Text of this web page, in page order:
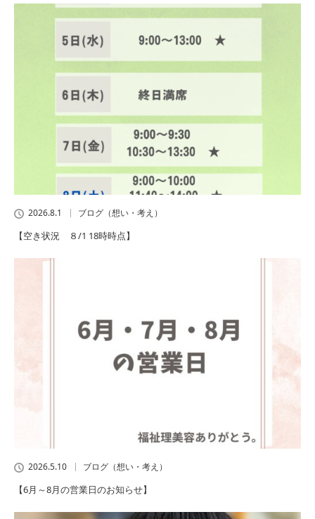
2026.8.1 ブログ（想い・考え）
【空き状況 ８/1 18時時点】
2026.5.10 ブログ（想い・考え）
【6月～8月の営業日のお知らせ】